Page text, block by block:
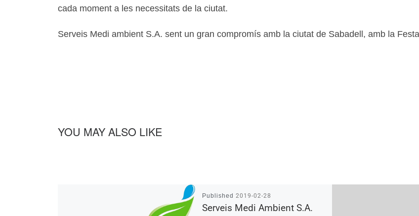
cada moment a les necessitats de la ciutat.
Serveis Medi ambient S.A. sent un gran compromís amb la ciutat de Sabadell, amb la
YOU MAY ALSO LIKE
Published 2019-02-28
Serveis Medi Ambient S.A.